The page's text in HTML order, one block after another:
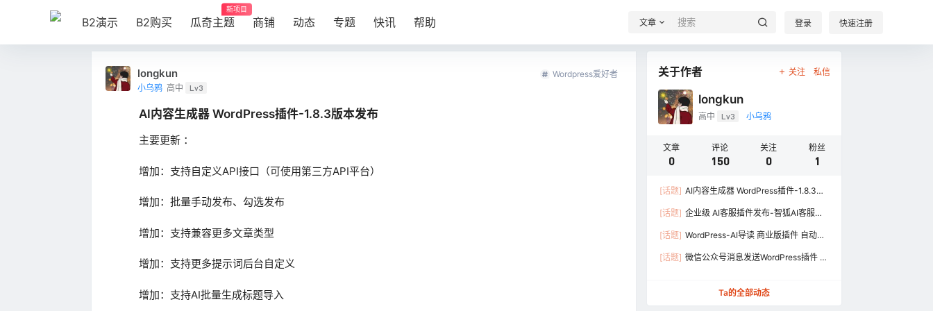
B2演示 B2购买 瓜奇主题
新项目
商铺 动态 专题 快讯 帮助 文章 登录 快速注册
longkun
小乌鸦 高中 Lv3
Wordpress爱好者
AI内容生成器 WordPress插件-1.8.3版本发布
主要更新 ：
增加：支持自定义API接口（可使用第三方API平台）
增加：批量手动发布、勾选发布
增加：支持兼容更多文章类型
增加：支持更多提示词后台自定义
增加：支持AI批量生成标题导入
关于作者 关注 私信
longkun
高中 Lv3 小乌鸦
文章
0
评论
150
关注
0
粉丝
1
[话题] AI内容生成器 WordPress插件-1.8.3版
[话题] 企业级 AI客服插件发布-智狐AI客服插
[话题] WordPress-AI导读 商业版插件 自动为
[话题] 微信公众号消息发送WordPress插件 发
Ta的全部动态